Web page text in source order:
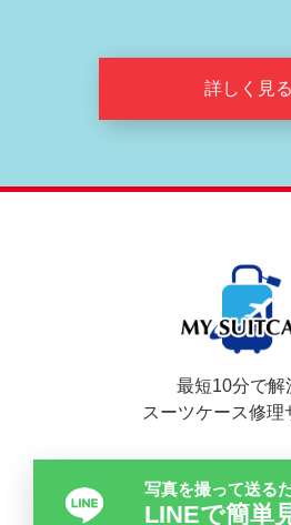
詳しく見る
最短10分で解
スーツケース修理
写真を撮って送る
LINEで簡単